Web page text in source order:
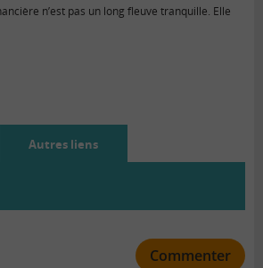
n’est pas un long fleuve tranquille. Elle
Autres liens
Commenter